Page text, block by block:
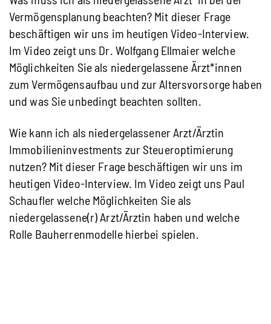
Vermögensplanung beachten? Mit dieser Frage
beschäftigen wir uns im heutigen Video-Interview.
Im Video zeigt uns Dr. Wolfgang Ellmaier welche
Möglichkeiten Sie als niedergelassene Ärzt*innen
zum Vermögensaufbau und zur Altersvorsorge haben
und was Sie unbedingt beachten sollten.
Wie kann ich als niedergelassener Arzt/Ärztin
Immobilieninvestments zur Steueroptimierung
nutzen? Mit dieser Frage beschäftigen wir uns im
heutigen Video-Interview. Im Video zeigt uns Paul
Schaufler welche Möglichkeiten Sie als
niedergelassene(r) Arzt/Ärztin haben und welche
Rolle Bauherrenmodelle hierbei spielen.